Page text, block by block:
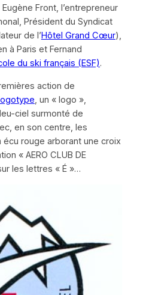
Front, l’entrepreneur
Président du Syndicat
de l’Hôtel Grand Cœur),
à Paris et Fernand
du ski français (ESF).
action de
, un « logo »,
ciel surmonté de
en son centre, les
rouge arborant une croix
« AERO CLUB DE
les lettres « É »…